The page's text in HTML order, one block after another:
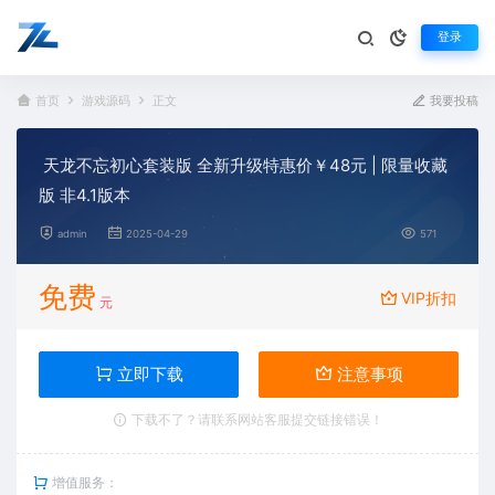
登录
首页 游戏源码 正文 我要投稿
天龙不忘初心套装版 全新升级特惠价￥48元 | 限量收藏
版 非4.1版本
admin 2025-04-29 571
免费 元 VIP折扣
立即下载 注意事项
下载不了？请联系网站客服提交链接错误！
增值服务：